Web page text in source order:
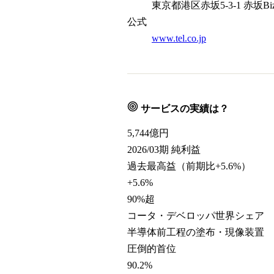
東京都港区赤坂5-3-1 赤坂
公式
www.tel.co.jp
サービスの実績は？
5,744億円
2026/03期 純利益
過去最高益（前期比+5.6%）
+5.6%
90%超
コータ・デベロッパ世界シェア
半導体前工程の塗布・現像装置
圧倒的首位
90.2%